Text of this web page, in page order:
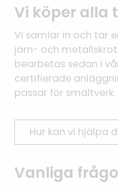
Vi köper alla
Vi samlar in och tar
järn- och
bearbetas sedan i
certifierade
passar för smältverk.
Hur kan vi hjälpa
Vanliga